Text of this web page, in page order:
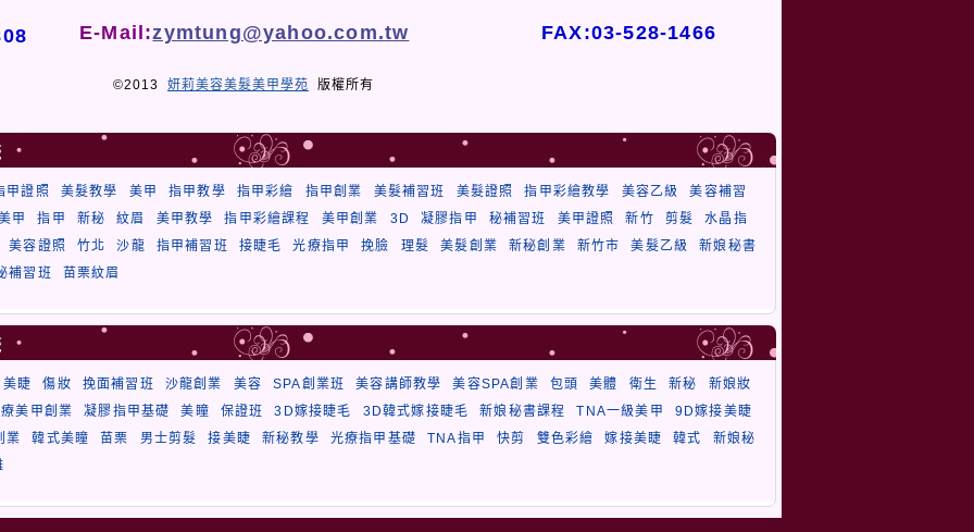
E-Mail:zymtung@yahoo.com.tw FAX:03-528-1466
©2013 妍莉美容美髮美甲學苑 版權所有
甲證照 美髮教學 美甲 指甲教學 指甲彩繪 指甲創業 美髮補習班 美髮證照 指甲彩繪教學 美容乙級
美容補習
甲
指甲 新秘 紋眉 美甲教學 指甲彩繪課程 美甲創業 3D 凝膠指甲 秘補習班 美甲證照 新竹 剪髮
水晶指
美容證照
竹北 沙龍 指甲補習班 接睫毛 光療指甲 挽臉 理髮 美髮創業 新秘創業 新竹市 美髮乙級
新娘秘書
補習班
苗栗紋眉
美睫 傷妝 挽面補習班 沙龍創業 美容 SPA創業班 美容講師教學 美容SPA創業 包頭 美體 衛生 新秘
新娘妝
美甲創業
凝膠指甲基礎 美瞳 保證班 3D嫁接睫毛 3D韓式嫁接睫毛 新娘秘書課程 TNA一級美甲
9D嫁接美睫
業
韓式美瞳 苗栗 男士剪髮 接美睫 新秘教學 光療指甲基礎 TNA指甲 快剪 雙色彩繪 嫁接美睫 韓式
新娘秘